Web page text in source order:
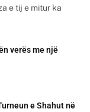
e tij e mitur ka
verës me një
e Shahut në